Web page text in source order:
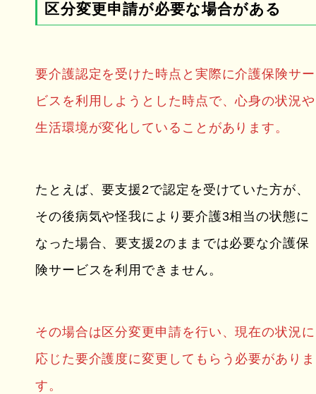
区分変更申請が必要な場合がある
要介護認定を受けた時点と実際に介護保険サー
ビスを利用しようとした時点で、心身の状況や
生活環境が変化していることがあります。
たとえば、要支援2で認定を受けていた方が、
その後病気や怪我により要介護3相当の状態に
なった場合、要支援2のままでは必要な介護保
険サービスを利用できません。
その場合は区分変更申請を行い、現在の状況に
応じた要介護度に変更してもらう必要がありま
す。